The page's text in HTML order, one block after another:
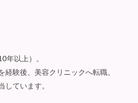
年以上）。
験後、美容クリニックへ転職。
しています。